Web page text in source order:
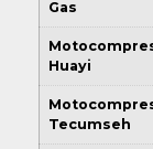
Gas
Huayi
Tecumseh